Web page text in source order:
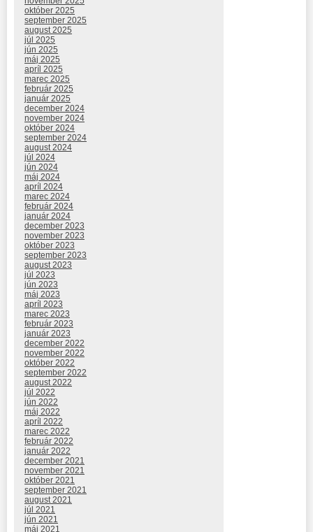
október 2025
september 2025
august 2025
júl 2025
jún 2025
máj 2025
apríl 2025
marec 2025
február 2025
január 2025
december 2024
november 2024
október 2024
september 2024
august 2024
júl 2024
jún 2024
máj 2024
apríl 2024
marec 2024
február 2024
január 2024
december 2023
november 2023
október 2023
september 2023
august 2023
júl 2023
jún 2023
máj 2023
apríl 2023
marec 2023
február 2023
január 2023
december 2022
november 2022
október 2022
september 2022
august 2022
júl 2022
jún 2022
máj 2022
apríl 2022
marec 2022
február 2022
január 2022
december 2021
november 2021
október 2021
september 2021
august 2021
júl 2021
jún 2021
máj 2021